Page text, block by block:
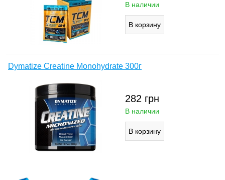
В наличии
Dymatize Creatine Monohydrate 300г
282 грн
В наличии